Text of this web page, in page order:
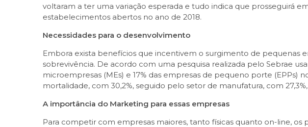
voltaram a ter uma variação esperada e tudo indica que prosseguirá
estabelecimentos abertos no ano de 2018.
Necessidades para o desenvolvimento
Embora exista benefícios que incentivem o surgimento de pequenas
sobrevivência. De acordo com uma pesquisa realizada pelo Sebrae
microempresas (MEs) e 17% das empresas de pequeno porte
mortalidade, com 30,2%, seguido pelo setor de manufatura, com 27,3%,
A importância do Marketing para essas empresas
Para competir com empresas maiores, tanto físicas quanto on-line,